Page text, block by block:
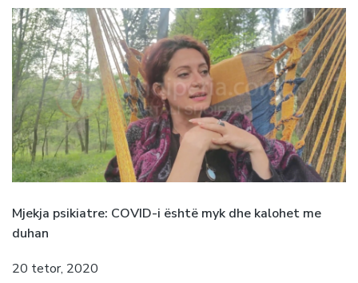
Mjekja psikiatre: COVID-i është myk dhe kalohet me
duhan
20 tetor, 2020